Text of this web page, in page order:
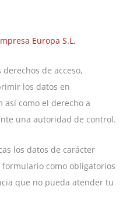
Europa S.L.
de acceso,
los datos en
así como el derecho a
una autoridad de control.
los datos de carácter
como obligatorios
que no pueda atender tu